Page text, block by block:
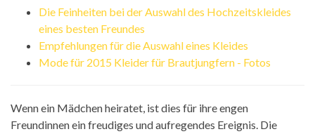
Die Feinheiten bei der Auswahl des Hochzeitskleides
eines besten Freundes
Empfehlungen für die Auswahl eines Kleides
Mode für 2015 Kleider für Brautjungfern - Fotos
Wenn ein Mädchen heiratet, ist dies für ihre engen
Freundinnen ein freudiges und aufregendes Ereignis. Die